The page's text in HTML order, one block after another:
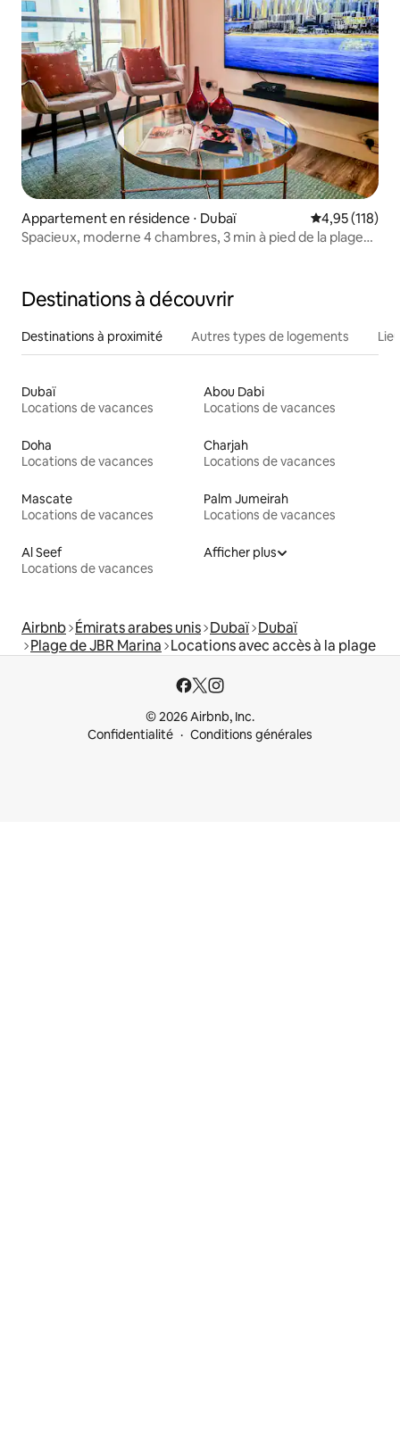
Appartement en résidence ⋅ Dubaï Évaluation
4,95 (118)
Spacieux, moderne 4 chambres, 3 min à pied de la plage
Destinations à découvrir
Destinations à proximité Autres types de logements
Dubaï
Locations de vacances
Abou Dabi
Locations de vacances
Doha
Locations de vacances
Charjah
Locations de vacances
Mascate
Locations de vacances
Palm Jumeirah
Locations de vacances
Al Seef
Locations de vacances
Afficher plus
Airbnb Émirats arabes unis Dubaï Dubaï
Plage de JBR Marina Locations avec accès à la plage
© 2026 Airbnb, Inc.
Confidentialité
Conditions générales